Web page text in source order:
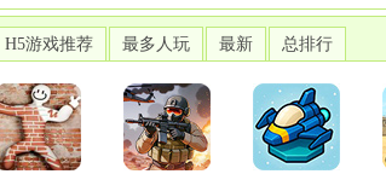
H5游戏推荐 最多人玩 最新 总排行